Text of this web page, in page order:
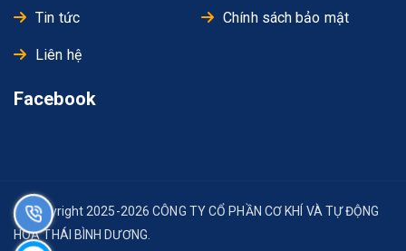
Tin tức Chính sách bảo mật
Liên hệ
Facebook
© Copyright 2025-2026 CÔNG TY CỔ PHẦN CƠ KHÍ VÀ TỰ ĐỘNG
HÓA THÁI BÌNH DƯƠNG.